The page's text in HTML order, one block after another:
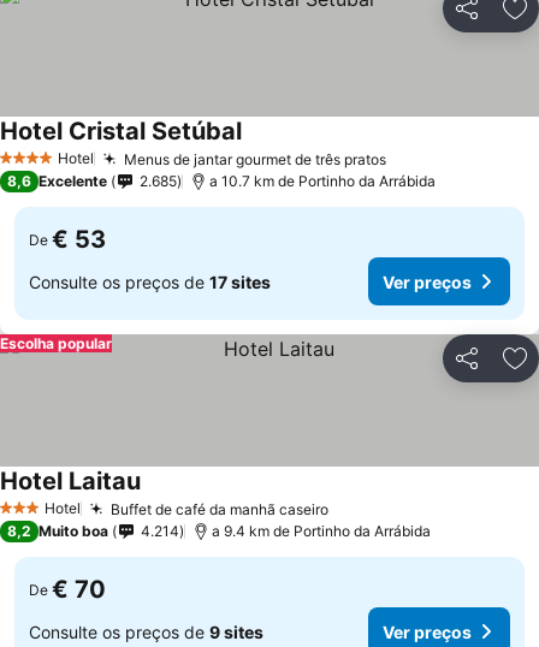
Partilhar
4 EstrelasHotel Menus de jantar gourmet de três pratosVer preços
Hotel Cristal SetúbalVer preços
8,6 Excelente 2.685 a 10.7 km de Portinho da Arrábida
De € 53
Consulte os preços de 17 sites Ver preços
Partilhar
Escolha popular
3 EstrelasHotel Buffet de café da manhã caseiroVer preços
Hotel LaitauVer preços
8,2 Muito boa 4.214 a 9.4 km de Portinho da Arrábida
De € 70
Consulte os preços de 9 sites Ver preços